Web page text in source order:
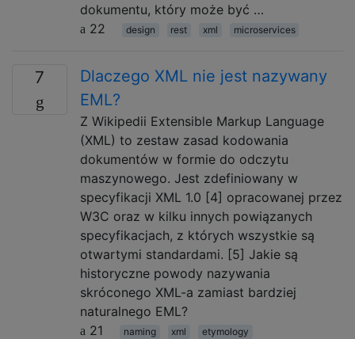
dokumentu, który może być …
22
design rest xml microservices
7
Dlaczego XML nie jest nazywany
EML?
Z Wikipedii Extensible Markup Language
(XML) to zestaw zasad kodowania
dokumentów w formie do odczytu
maszynowego. Jest zdefiniowany w
specyfikacji XML 1.0 [4] opracowanej przez
W3C oraz w kilku innych powiązanych
specyfikacjach, z których wszystkie są
otwartymi standardami. [5] Jakie są
historyczne powody nazywania
skróconego XML-a zamiast bardziej
naturalnego EML?
21
naming xml etymology